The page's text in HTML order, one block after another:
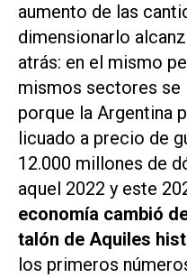
aumento de las
dimensionarlo
atrás: en el mismo
mismos sectores se
porque la Argentina
licuado a precio de
12.000 millones de
aquel 2022 y este
economía cambió
talón de Aquiles
los primeros